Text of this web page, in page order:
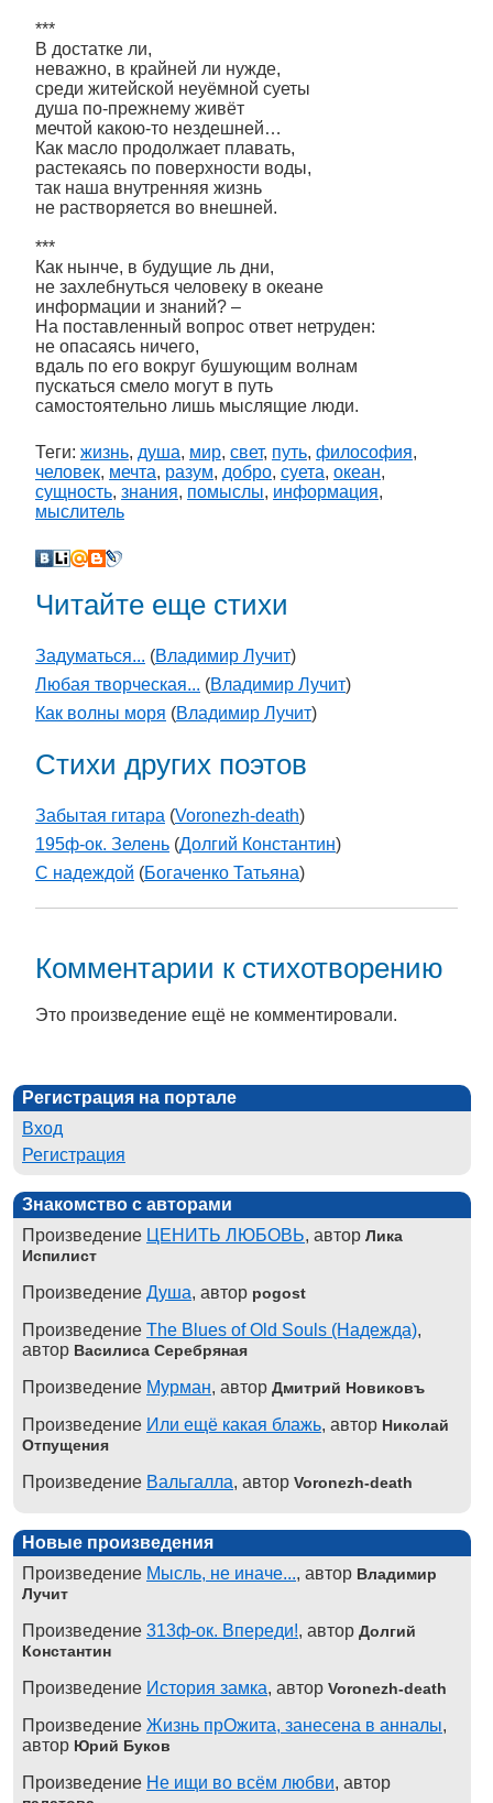
***
В достатке ли,
неважно, в крайней ли нужде,
среди житейской неуёмной суеты
душа по-прежнему живёт
мечтой какою-то нездешней…
Как масло продолжает плавать,
растекаясь по поверхности воды,
так наша внутренняя жизнь
не растворяется во внешней.
***
Как нынче, в будущие ль дни,
не захлебнуться человеку в океане
информации и знаний? –
На поставленный вопрос ответ нетруден:
не опасаясь ничего,
вдаль по его вокруг бушующим волнам
пускаться смело могут в путь
самостоятельно лишь мыслящие люди.
Теги: жизнь, душа, мир, свет, путь, философия,
человек, мечта, разум, добро, суета, океан,
сущность, знания, помыслы, информация,
мыслитель
Читайте еще стихи
Задуматься... (Владимир Лучит)
Любая творческая... (Владимир Лучит)
Как волны моря (Владимир Лучит)
Стихи других поэтов
Забытая гитара (Voronezh-death)
195ф-ок. Зелень (Долгий Константин)
С надеждой (Богаченко Татьяна)
Комментарии к стихотворению
Это произведение ещё не комментировали.
Регистрация на портале
Вход
Регистрация
Знакомство с авторами
Произведение ЦЕНИТЬ ЛЮБОВЬ, автор Лика
Испилист
Произведение Душа, автор pogost
Произведение The Blues of Old Souls (Надежда),
автор Василиса Серебряная
Произведение Мурман, автор Дмитрий Новиковъ
Произведение Или ещё какая блажь, автор Николай
Отпущения
Произведение Вальгалла, автор Voronezh-death
Новые произведения
Произведение Мысль, не иначе..., автор Владимир
Лучит
Произведение 313ф-ок. Впереди!, автор Долгий
Константин
Произведение История замка, автор Voronezh-death
Произведение Жизнь прОжита, занесена в анналы,
автор Юрий Буков
Произведение Не ищи во всём любви, автор